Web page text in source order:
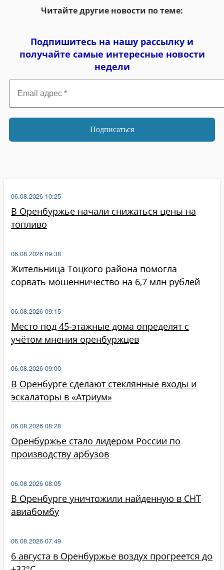
Читайте другие новости по теме:
Подпишитесь на нашу рассылку и
получайте самые интересные новости
недели
адрес
*
В Оренбуржье начали снижаться цены на
топливо
06.08.2026 10:25
Жительница Тоцкого района помогла
сорвать мошенничество на 6,7 млн рублей
06.08.2026 09:38
Место под 45-этажные дома определят с
учётом мнения оренбуржцев
06.08.2026 09:15
В Оренбурге сделают стеклянные входы и
эскалаторы в «Атриум»
06.08.2026 09:00
Оренбуржье стало лидером России по
производству арбузов
06.08.2026 08:28
В Оренбурге уничтожили найденную в СНТ
авиабомбу
06.08.2026 08:05
6 августа в Оренбуржье воздух прогреется до
06.08.2026 07:49